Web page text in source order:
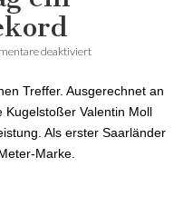
deaktiviert
Treffer. Ausgerechnet an
Valentin Moll
Als erster Saarländer
Marke.